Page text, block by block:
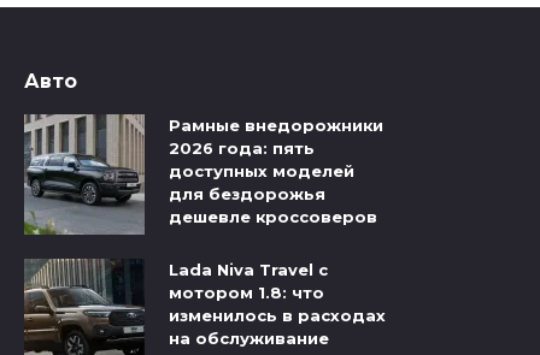
Авто
Рамные внедорожники
2026 года: пять
доступных моделей
для бездорожья
дешевле кроссоверов
Lada Niva Travel с
мотором 1.8: что
изменилось в расходах
на обслуживание